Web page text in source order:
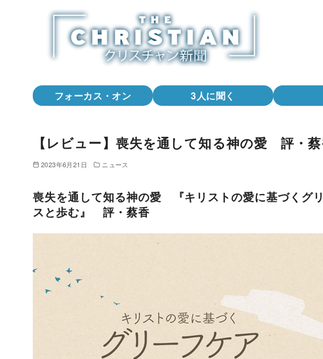
フォーカス・オン 3人に聞く
【レビュー】喪失を通して知る神の愛 評・
2023年6月21日 ニュース
喪失を通して知る神の愛 『キリストの愛に基づくグ
スと歩む』 評・蔡香